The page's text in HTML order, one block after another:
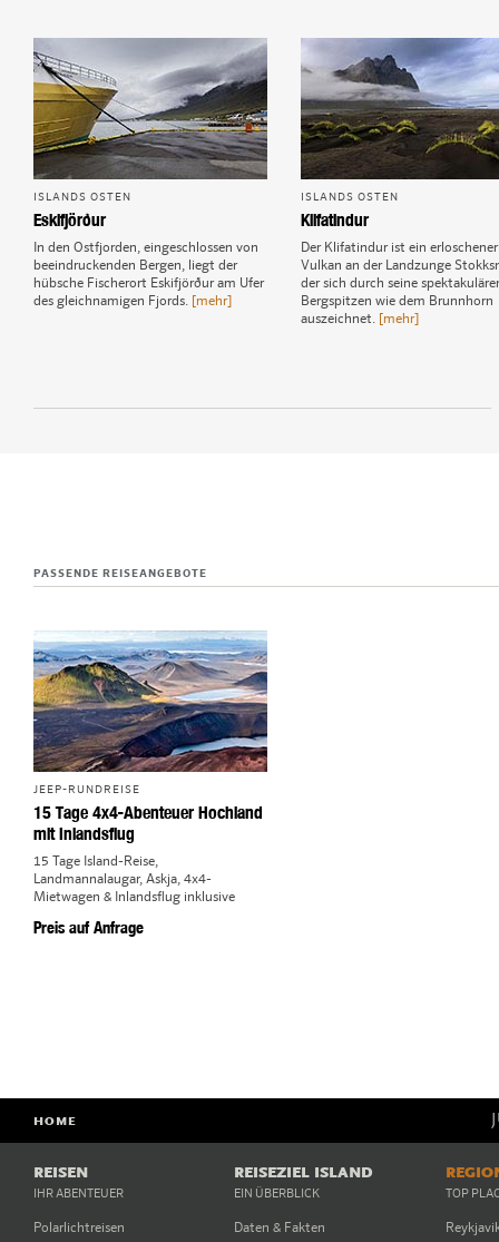
ISLANDS OSTEN
Eskifjörður
In den Ostfjorden, eingeschlossen von
beeindruckenden Bergen, liegt der
hübsche Fischerort Eskifjörður am Ufer
des gleichnamigen Fjords. [mehr]
ISLANDS OSTEN
Klifatindur
Der Klifatindur ist ein erloschener
Vulkan an der Landzunge
der sich durch seine
Bergspitzen wie dem Brunnhorn
auszeichnet. [mehr]
5 Eskifjörður
7 Möðrudalur
8 Papey
9 Seyðisfjörður
PASSENDE REISEANGEBOTE
JEEP-RUNDREISE
15 Tage 4x4-Abenteuer Hochland
mit Inlandsflug
15 Tage Island-Reise,
Landmannalaugar, Askja, 4x4-
Mietwagen & Inlandsflug inklusive
Preis auf Anfrage
HOME
REISEN
IHR ABENTEUER
Polarlichtreisen
REISEZIEL ISLAND
EIN ÜBERBLICK
Daten & Fakten
TOP